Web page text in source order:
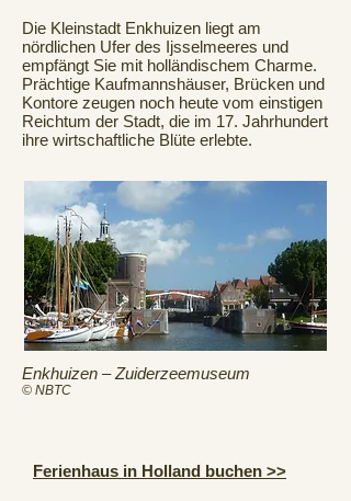
Die Kleinstadt Enkhuizen liegt am
nördlichen Ufer des Ijsselmeeres und
empfängt Sie mit holländischem Charme.
Prächtige Kaufmannshäuser, Brücken und
Kontore zeugen noch heute vom einstigen
Reichtum der Stadt, die im 17. Jahrhundert
ihre wirtschaftliche Blüte erlebte.
Enkhuizen – Zuiderzeemuseum
© NBTC
Ferienhaus in Holland buchen >>